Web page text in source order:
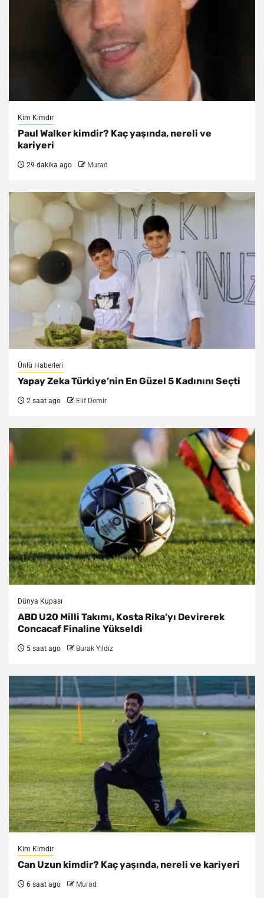
Kim Kimdir
Paul Walker kimdir? Kaç yaşında, nereli ve
kariyeri
29 dakika ago Murad
Ünlü Haberleri
Yapay Zeka Türkiye’nin En Güzel 5 Kadınını Seçti
2 saat ago Elif Demir
Dünya Kupası
ABD U20 Milli Takımı, Kosta Rika’yı Devirerek
Concacaf Finaline Yükseldi
5 saat ago Burak Yıldız
Kim Kimdir
Can Uzun kimdir? Kaç yaşında, nereli ve kariyeri
6 saat ago Murad